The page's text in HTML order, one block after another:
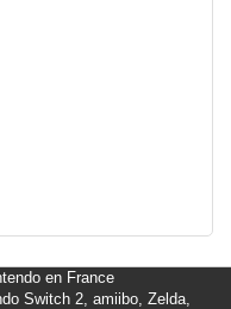
en France
Switch 2, amiibo, Zelda,